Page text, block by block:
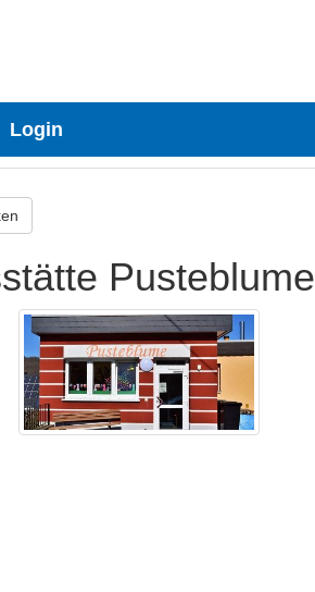
Login
Pusteblume